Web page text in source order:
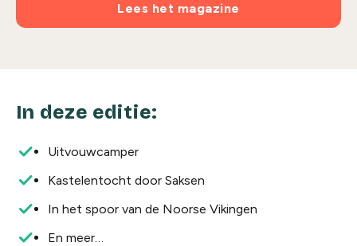
Lees het magazine
In deze editie:
Uitvouwcamper
Kastelentocht door Saksen
In het spoor van de Noorse Vikingen
En meer…